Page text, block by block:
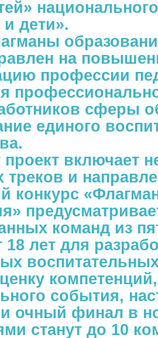
дети».
на
профессии
сферы
единого
проект включает
треков и
конкурс
команд из
18 лет для
события,
очный финал в
станут до 10